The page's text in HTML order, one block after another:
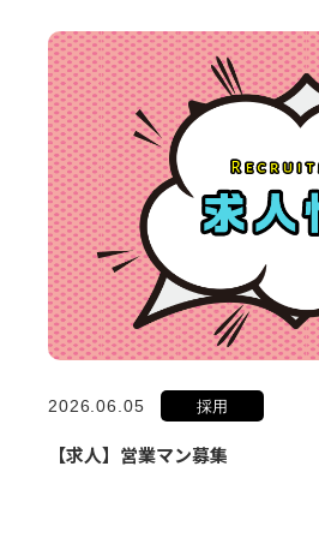
2026.06.05 採用
【求人】営業マン募集